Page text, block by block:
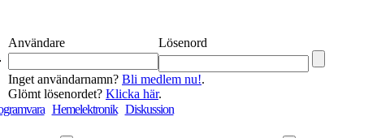
Användare
Lösenord
Inget användarnamn? Bli medlem nu!.
Glömt lösenordet? Klicka här.
Hemelektronik Diskussion